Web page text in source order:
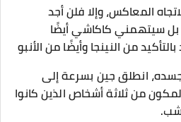
المعاكس، وإلا فلن أجد
سيتهمني كاكاشي أيضًا
من النينجا وأيضًا من الأنبو
انطلق جين بسرعة إلى
من ثلاثة أشخاص الذين كانوا